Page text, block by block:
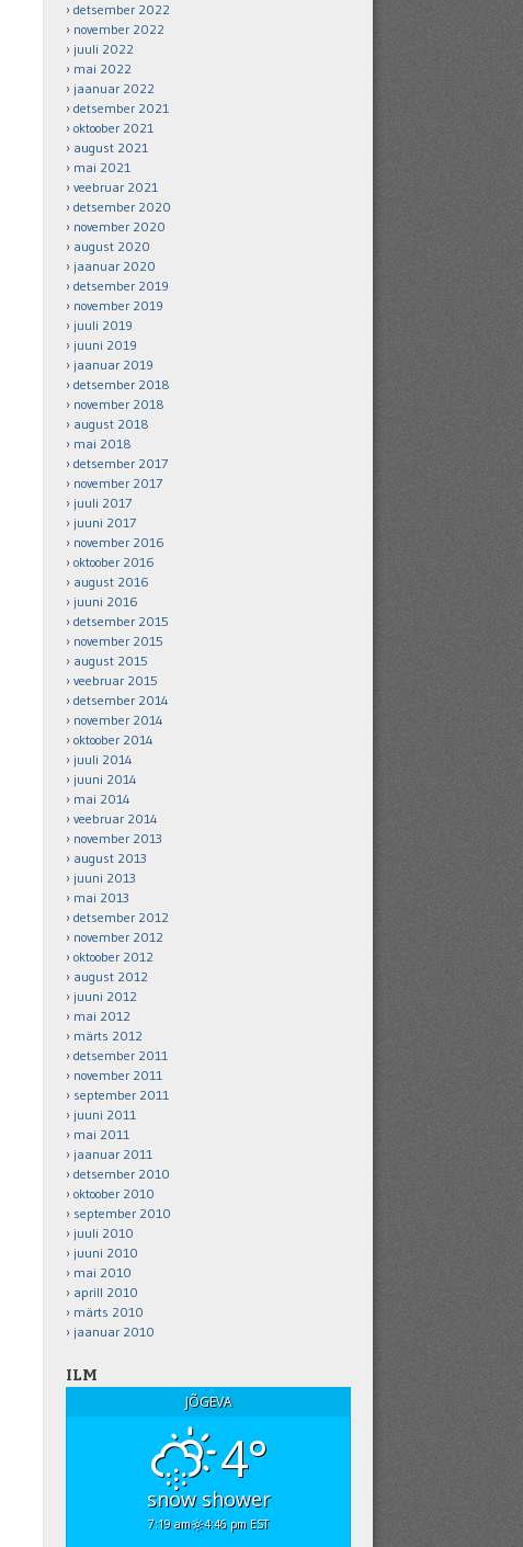
detsember 2022
november 2022
juuli 2022
mai 2022
jaanuar 2022
detsember 2021
oktoober 2021
august 2021
mai 2021
veebruar 2021
detsember 2020
november 2020
august 2020
jaanuar 2020
detsember 2019
november 2019
juuli 2019
juuni 2019
jaanuar 2019
detsember 2018
november 2018
august 2018
mai 2018
detsember 2017
november 2017
juuli 2017
juuni 2017
november 2016
oktoober 2016
august 2016
juuni 2016
detsember 2015
november 2015
august 2015
veebruar 2015
detsember 2014
november 2014
oktoober 2014
juuli 2014
juuni 2014
mai 2014
veebruar 2014
november 2013
august 2013
juuni 2013
mai 2013
detsember 2012
november 2012
oktoober 2012
august 2012
juuni 2012
mai 2012
märts 2012
detsember 2011
november 2011
september 2011
juuni 2011
mai 2011
jaanuar 2011
detsember 2010
oktoober 2010
september 2010
juuli 2010
juuni 2010
mai 2010
aprill 2010
märts 2010
jaanuar 2010
ILM
JÕGEVA
4°
snow shower
7:19 am 4:46 pm EST